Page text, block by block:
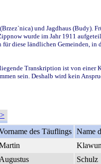
und Jagdhaus (Budy).
wurde im Jahr 1911
ländlichen Gemeinden, in
Transkription ist von
sein. Deshalb wird kein
des Täuflings Name
Klawun
Augustus Schulz